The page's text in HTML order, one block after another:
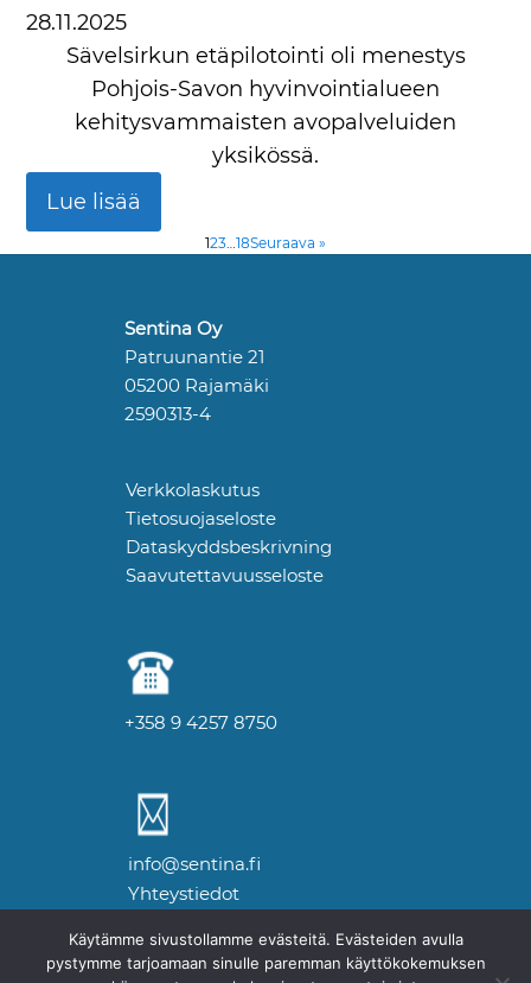
28.11.2025
Sävelsirkun etäpilotointi oli menestys
Pohjois-Savon hyvinvointialueen
kehitysvammaisten avopalveluiden
yksikössä.
Lue lisää
123…18Seuraava »
Sentina Oy
Patruunantie 21
05200 Rajamäki
2590313-4
Verkkolaskutus
Tietosuojaseloste
Dataskyddsbeskrivning
Saavutettavuusseloste
+358 9 4257 8750
info@sentina.fi
Yhteystiedot
Käytämme sivustollamme evästeitä. Evästeiden avulla
pystymme tarjoamaan sinulle paremman käyttökokemuksen